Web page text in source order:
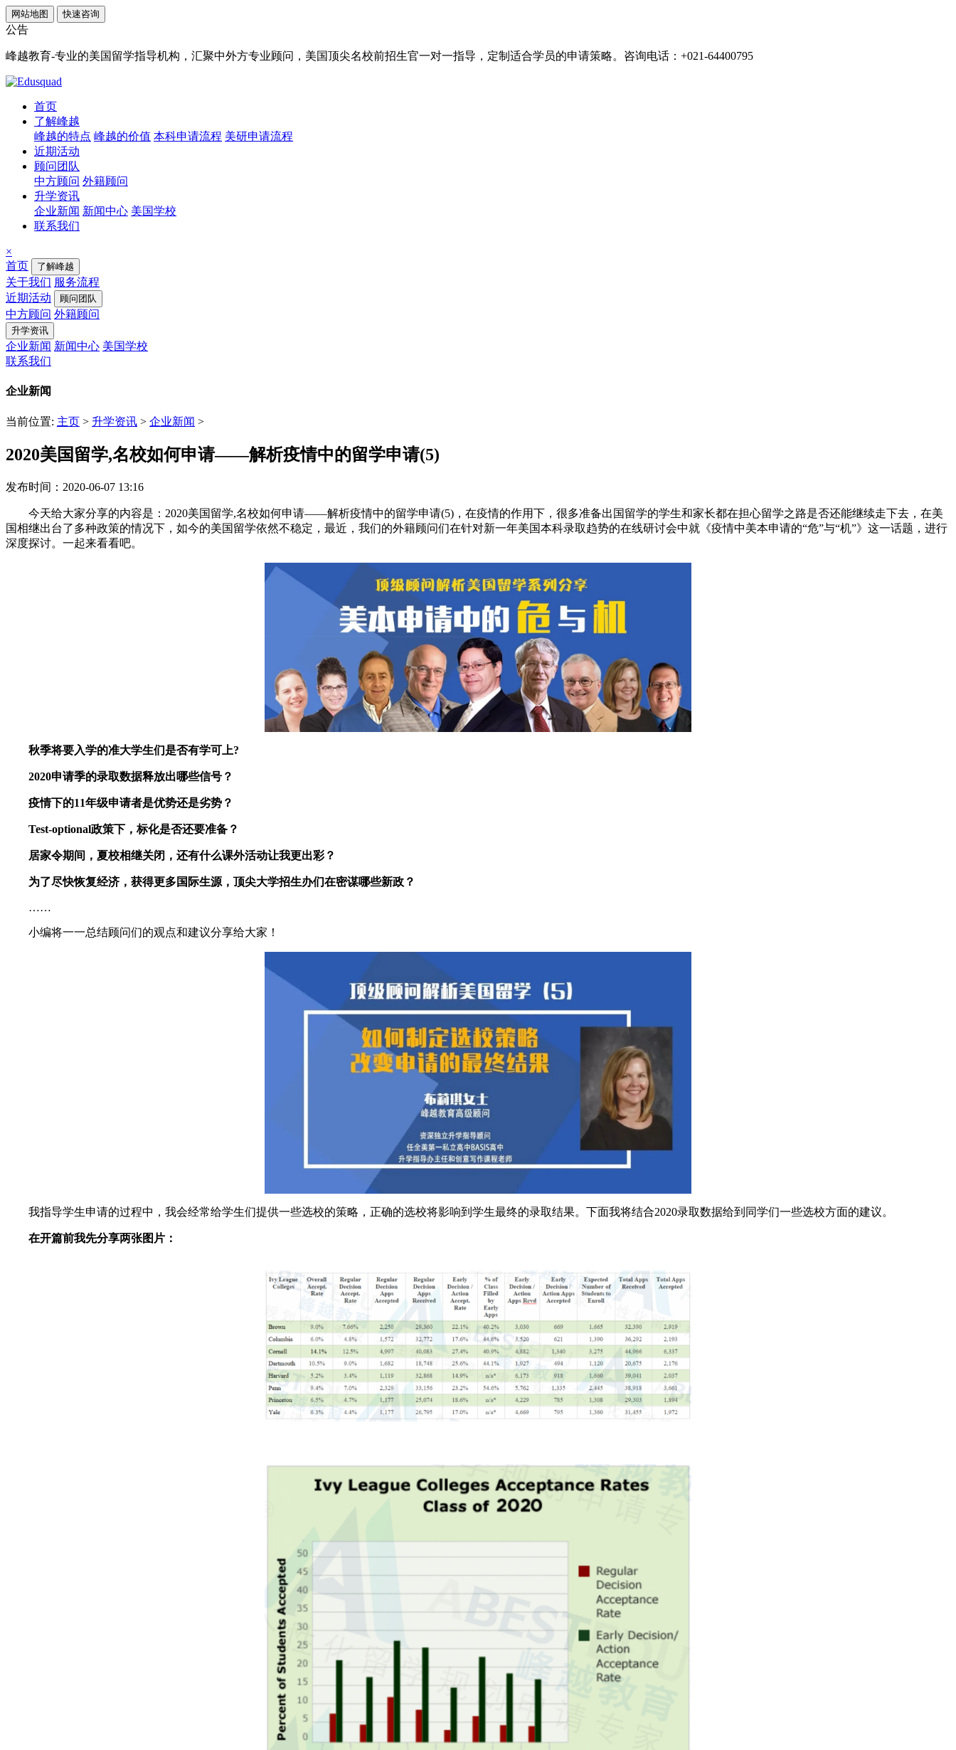
网站地图 快速咨询
公告
峰越教育-专业的美国留学指导机构，汇聚中外方专业顾问，美国顶尖名校前招生官一对一指导，定制适合学员的申请策略。咨询电话：+021-64400795
首页
了解峰越
峰越的特点 峰越的价值 本科申请流程 美研申请流程
近期活动
顾问团队
中方顾问 外籍顾问
升学资讯
企业新闻 新闻中心 美国学校
联系我们
×
首页
了解峰越
关于我们 服务流程
近期活动
顾问团队
中方顾问 外籍顾问
升学资讯
企业新闻 新闻中心 美国学校
联系我们
企业新闻
当前位置: 主页 > 升学资讯 > 企业新闻 >
2020美国留学,名校如何申请——解析疫情中的留学申请(5)
发布时间：2020-06-07 13:16
今天给大家分享的内容是：2020美国留学,名校如何申请——解析疫情中的留学申请(5)，在疫情的作用下，很多准备出国留学的学生和家长都在担心留学之路是否还能继续走下去，在美
国相继出台了多种政策的情况下，如今的美国留学依然不稳定，最近，我们的外籍顾问们在针对新一年美国本科录取趋势的在线研讨会中就《疫情中美本申请的“危”与“机”》这一话题，进行
深度探讨。一起来看看吧。
秋季将要入学的准大学生们是否有学可上?
2020申请季的录取数据释放出哪些信号？
疫情下的11年级申请者是优势还是劣势？
Test-optional政策下，标化是否还要准备？
居家令期间，夏校相继关闭，还有什么课外活动让我更出彩？
为了尽快恢复经济，获得更多国际生源，顶尖大学招生办们在密谋哪些新政？
……
小编将一一总结顾问们的观点和建议分享给大家！
我指导学生申请的过程中，我会经常给学生们提供一些选校的策略，正确的选校将影响到学生最终的录取结果。下面我将结合2020录取数据给到同学们一些选校方面的建议。
在开篇前我先分享两张图片：